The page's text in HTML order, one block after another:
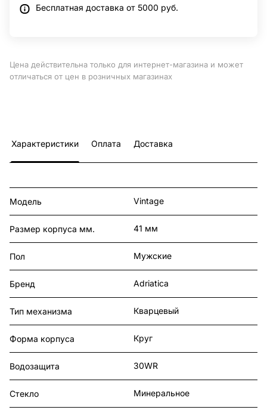
Бесплатная доставка от 5000 руб.
Цена действительна только для интернет-магазина и может
отличаться от цен в розничных магазинах
Характеристики Оплата Доставка
Модель Vintage
Размер корпуса мм. 41 мм
Пол Мужские
Бренд Adriatica
Тип механизма Кварцевый
Форма корпуса Круг
Водозащита 30WR
Стекло Минеральное